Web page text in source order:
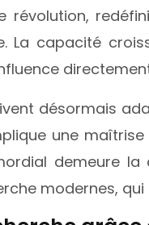
capacité
désormais
une
demeure
modernes,